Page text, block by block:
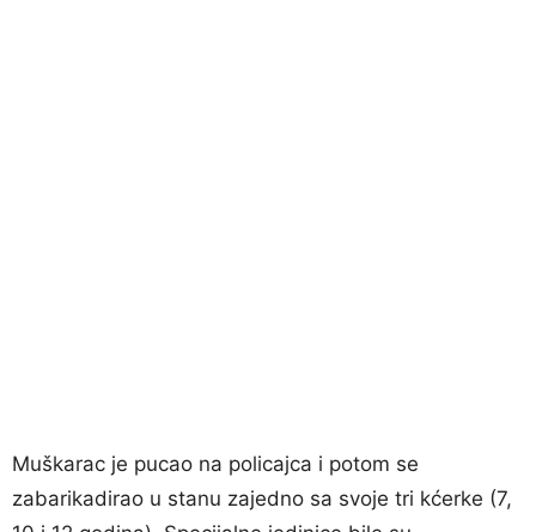
Muškarac je pucao na policajca i potom se
zabarikadirao u stanu zajedno sa svoje tri kćerke (7,